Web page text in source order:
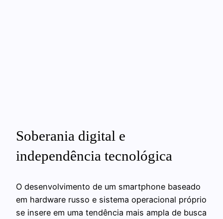
Soberania digital e
independência tecnológica
O desenvolvimento de um smartphone baseado
em hardware russo e sistema operacional próprio
se insere em uma tendência mais ampla de busca